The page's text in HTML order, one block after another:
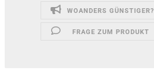
WOANDERS GÜNSTIGER?
FRAGE ZUM PRODUKT